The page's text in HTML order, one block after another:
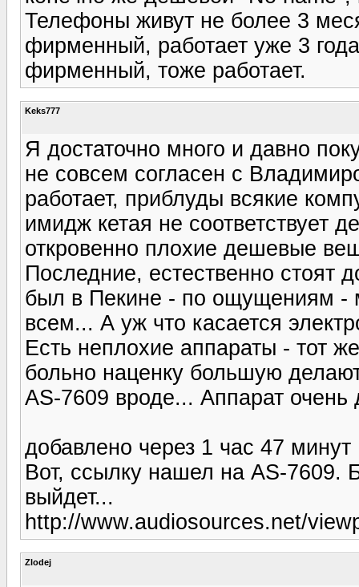
Телефоны живут не более 3
фирменный, работает уже 3
фирменный, тоже работает.
Keks777
Я достаточно много и давно
не совсем согласен с
работает, приблуды всякие
имидж кетая не соответствует
откровенно плохие дешевые
Последние, естественно стоят
был в Пекине - по ощущениям -
всем... А уж что касается
Есть неплохие аппараты - тот
больно наценку большую
AS-7609 вроде... Аппарат
добавлено через 1 час 47 минут
Вот, ссылку нашел на AS-7609.
выйдет...
http://www.audiosources.net/
Zlodej